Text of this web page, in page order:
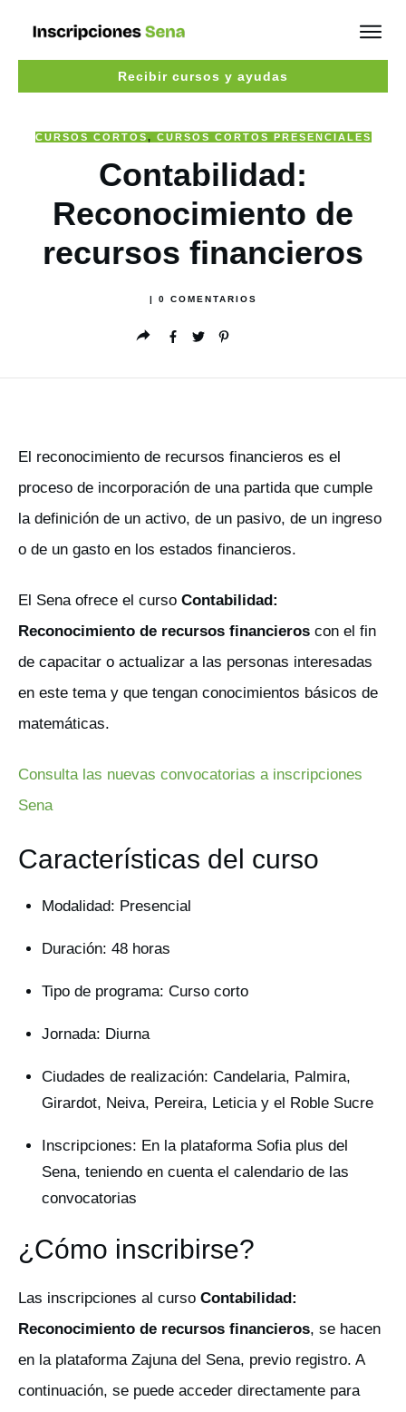
Recibir cursos y ayudas
CURSOS CORTOS, CURSOS CORTOS PRESENCIALES
Contabilidad:
Reconocimiento de
recursos financieros
0 COMENTARIOS
El reconocimiento de recursos financieros es el
proceso de incorporación de una partida que cumple
la definición de un activo, de un pasivo, de un ingreso
o de un gasto en los estados financieros.
El Sena ofrece el curso Contabilidad:
Reconocimiento de recursos financieros con el fin
de capacitar o actualizar a las personas interesadas
en este tema y que tengan conocimientos básicos de
matemáticas.
Consulta las nuevas convocatorias a inscripciones
Sena
Características del curso
Modalidad: Presencial
Duración: 48 horas
Tipo de programa: Curso corto
Jornada: Diurna
Ciudades de realización: Candelaria, Palmira,
Girardot, Neiva, Pereira, Leticia y el Roble Sucre
Inscripciones: En la plataforma Sofia plus del
Sena, teniendo en cuenta el calendario de las
convocatorias
¿Cómo inscribirse?
Las inscripciones al curso Contabilidad:
Reconocimiento de recursos financieros, se hacen
en la plataforma Zajuna del Sena, previo registro. A
continuación, se puede acceder directamente para